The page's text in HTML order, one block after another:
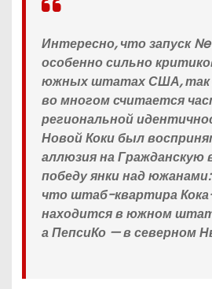
Интересно, что запуск
особенно сильно
южных штатах США, так
во многом считается
региональной
Новой Коки был
аллюзия на Гражданскую
победу янки над
что штаб-квартира
находится в южном
а ПепсиКо — в северном